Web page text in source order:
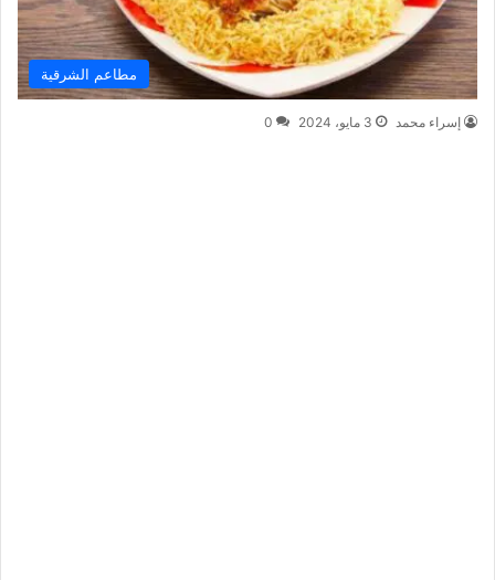
مطاعم الشرقية
إسراء محمد 3 مايو، 2024 0